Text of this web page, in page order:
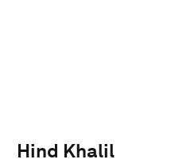
Hind Khalil